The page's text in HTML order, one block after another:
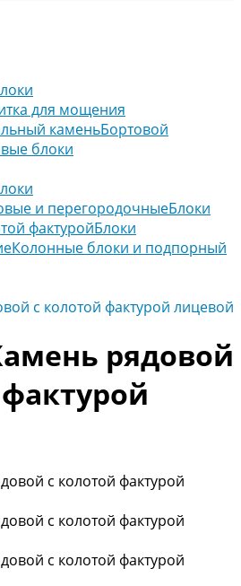
для мощения
каменьБортовой
блоки
и перегородочныеБлоки
фактуройБлоки
Колонные блоки и подпорный
с колотой фактурой лицевой
рядовой